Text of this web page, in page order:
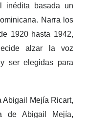
inédita basada un
Narra los
1920 hasta 1942,
alzar la voz
ser elegidas para
Abigail Mejía Ricart,
de Abigail Mejía,